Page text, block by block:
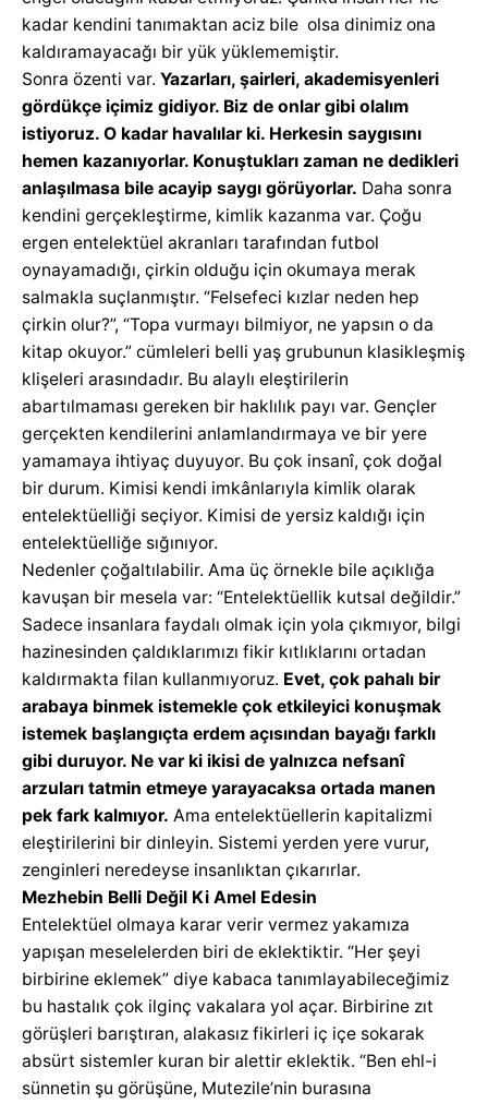
kadar kendini tanımaktan aciz bile olsa dinimiz ona
kaldıramayacağı bir yük yüklememiştir.
Sonra özenti var. Yazarları, şairleri, akademisyenleri
gördükçe içimiz gidiyor. Biz de onlar gibi olalım
istiyoruz. O kadar havalılar ki. Herkesin saygısını
hemen kazanıyorlar. Konuştukları zaman ne dedikleri
anlaşılmasa bile acayip saygı görüyorlar. Daha sonra
kendini gerçekleştirme, kimlik kazanma var. Çoğu
ergen entelektüel akranları tarafından futbol
oynayamadığı, çirkin olduğu için okumaya merak
salmakla suçlanmıştır. “Felsefeci kızlar neden hep
çirkin olur?”, “Topa vurmayı bilmiyor, ne yapsın o da
kitap okuyor.” cümleleri belli yaş grubunun klasikleşmiş
klişeleri arasındadır. Bu alaylı eleştirilerin
abartılmaması gereken bir haklılık payı var. Gençler
gerçekten kendilerini anlamlandırmaya ve bir yere
yamamaya ihtiyaç duyuyor. Bu çok insanî, çok doğal
bir durum. Kimisi kendi imkânlarıyla kimlik olarak
entelektüelliği seçiyor. Kimisi de yersiz kaldığı için
entelektüelliğe sığınıyor.
Nedenler çoğaltılabilir. Ama üç örnekle bile açıklığa
kavuşan bir mesela var: “Entelektüellik kutsal değildir.”
Sadece insanlara faydalı olmak için yola çıkmıyor, bilgi
hazinesinden çaldıklarımızı fikir kıtlıklarını ortadan
kaldırmakta filan kullanmıyoruz. Evet, çok pahalı bir
arabaya binmek istemekle çok etkileyici konuşmak
istemek başlangıçta erdem açısından bayağı farklı
gibi duruyor. Ne var ki ikisi de yalnızca nefsanî
arzuları tatmin etmeye yarayacaksa ortada manen
pek fark kalmıyor. Ama entelektüellerin kapitalizmi
eleştirilerini bir dinleyin. Sistemi yerden yere vurur,
zenginleri neredeyse insanlıktan çıkarırlar.
Mezhebin Belli Değil Ki Amel Edesin
Entelektüel olmaya karar verir vermez yakamıza
yapışan meselelerden biri de eklektiktir. “Her şeyi
birbirine eklemek” diye kabaca tanımlayabileceğimiz
bu hastalık çok ilginç vakalara yol açar. Birbirine zıt
görüşleri barıştıran, alakasız fikirleri iç içe sokarak
absürt sistemler kuran bir alettir eklektik. “Ben ehl-i
sünnetin şu görüşüne, Mutezile’nin burasına